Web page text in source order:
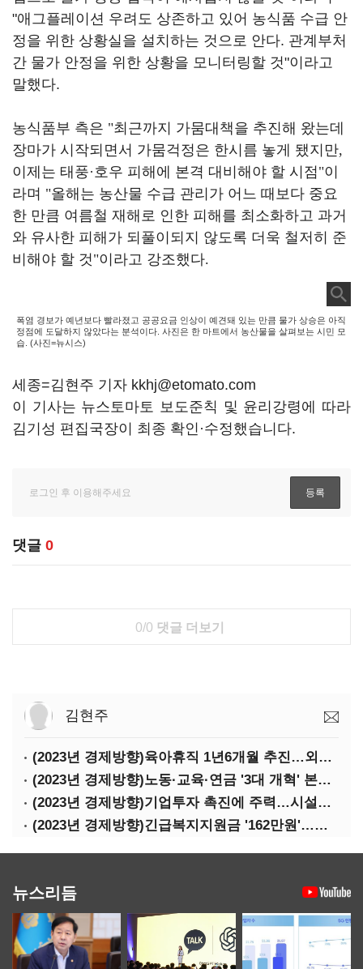
"애그플레이션 우려도 상존하고 있어 농식품 수급 안
정을 위한 상황실을 설치하는 것으로 안다. 관계부처
간 물가 안정을 위한 상황을 모니터링할 것"이라고
말했다.
농식품부 측은 "최근까지 가뭄대책을 추진해 왔는데
장마가 시작되면서 가뭄걱정은 한시름 놓게 됐지만,
이제는 태풍·호우 피해에 본격 대비해야 할 시점"이
라며 "올해는 농산물 수급 관리가 어느 때보다 중요
한 만큼 여름철 재해로 인한 피해를 최소화하고 과거
와 유사한 피해가 되풀이되지 않도록 더욱 철저히 준
비해야 할 것"이라고 강조했다.
폭염 경보가 예년보다 빨라졌고 공공요금 인상이 예견돼 있는 만큼 물가 상승은 아직
정점에 도달하지 않았다는 분석이다. 사진은 한 마트에서 농산물을 살펴보는 시민 모
습. (사진=뉴시스)
세종=김현주 기자 kkhj@etomato.com
이 기사는 뉴스토마토 보도준칙 및 윤리강령에 따라
김기성 편집국장이 최종 확인·수정했습니다.
댓글 0
0/0 댓글 더보기
김현주
(2023년 경제방향)육아휴직 1년6개월 추진…외국인력 비자 쿼터 11만명 확대
(2023년 경제방향)노동·교육·연금 '3대 개혁' 본격화…상반기엔 근로시간 개편
(2023년 경제방향)기업투자 촉진에 주력…시설투자 '50조' 지원·공제율 10%↑
(2023년 경제방향)긴급복지지원금 '162만원'…기초연금 1만4000원·장애수당 2만원↑
뉴스리듬